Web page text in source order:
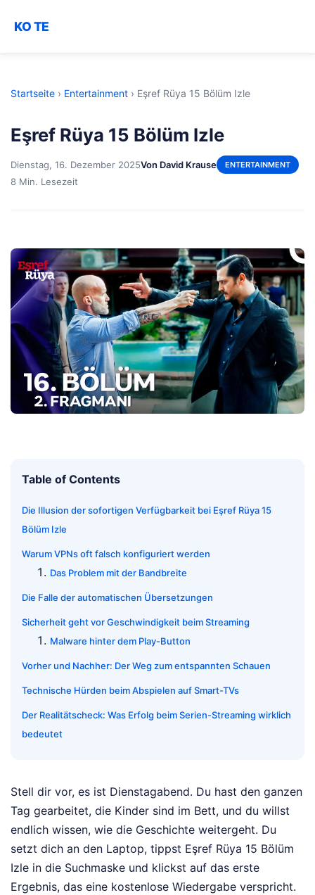
KO TE
Startseite › Entertainment › Eşref Rüya 15 Bölüm Izle
Eşref Rüya 15 Bölüm Izle
Dienstag, 16. Dezember 2025Von David Krause ENTERTAINMENT
8 Min. Lesezeit
Table of Contents
Die Illusion der sofortigen Verfügbarkeit bei Eşref Rüya 15
Bölüm Izle
Warum VPNs oft falsch konfiguriert werden
Das Problem mit der Bandbreite
Die Falle der automatischen Übersetzungen
Sicherheit geht vor Geschwindigkeit beim Streaming
Malware hinter dem Play-Button
Vorher und Nachher: Der Weg zum entspannten Schauen
Technische Hürden beim Abspielen auf Smart-TVs
Der Realitätscheck: Was Erfolg beim Serien-Streaming wirklich
bedeutet
Stell dir vor, es ist Dienstagabend. Du hast den ganzen
Tag gearbeitet, die Kinder sind im Bett, und du willst
endlich wissen, wie die Geschichte weitergeht. Du
setzt dich an den Laptop, tippst Eşref Rüya 15 Bölüm
Izle in die Suchmaske und klickst auf das erste
Ergebnis, das eine kostenlose Wiedergabe verspricht.